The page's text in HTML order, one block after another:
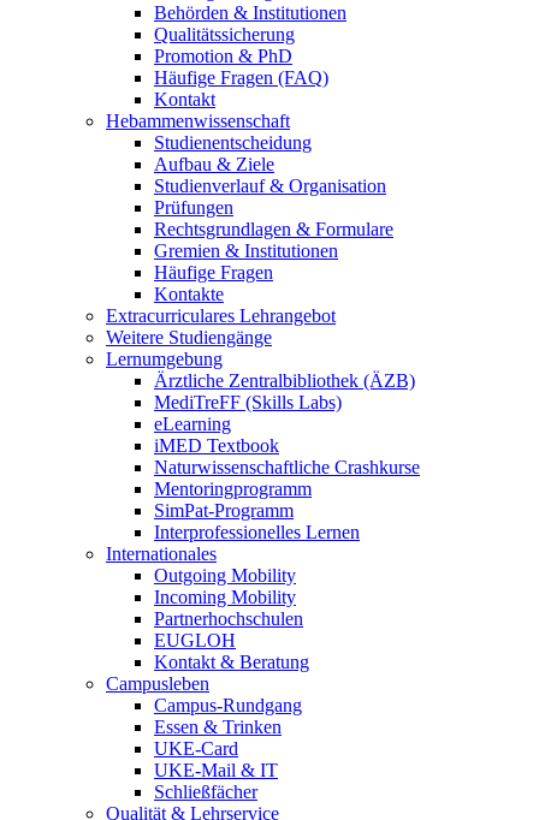
Behörden & Institutionen
Qualitätssicherung
Promotion & PhD
Häufige Fragen (FAQ)
Kontakt
Hebammenwissenschaft
Studienentscheidung
Aufbau & Ziele
Studienverlauf & Organisation
Prüfungen
Rechtsgrundlagen & Formulare
Gremien & Institutionen
Häufige Fragen
Kontakte
Extracurriculares Lehrangebot
Weitere Studiengänge
Lernumgebung
Ärztliche Zentralbibliothek (ÄZB)
MediTreFF (Skills Labs)
eLearning
iMED Textbook
Naturwissenschaftliche Crashkurse
Mentoringprogramm
SimPat-Programm
Interprofessionelles Lernen
Internationales
Outgoing Mobility
Incoming Mobility
Partnerhochschulen
EUGLOH
Kontakt & Beratung
Campusleben
Campus-Rundgang
Essen & Trinken
UKE-Card
UKE-Mail & IT
Schließfächer
Qualität & Lehrservice